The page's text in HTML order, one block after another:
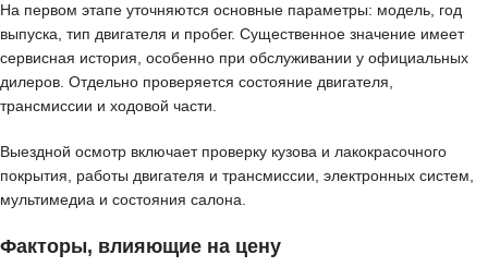
На первом этапе уточняются основные параметры: модель, год
выпуска, тип двигателя и пробег. Существенное значение имеет
сервисная история, особенно при обслуживании у официальных
дилеров. Отдельно проверяется состояние двигателя,
трансмиссии и ходовой части.
Выездной осмотр включает проверку кузова и лакокрасочного
покрытия, работы двигателя и трансмиссии, электронных систем,
мультимедиа и состояния салона.
Факторы, влияющие на цену